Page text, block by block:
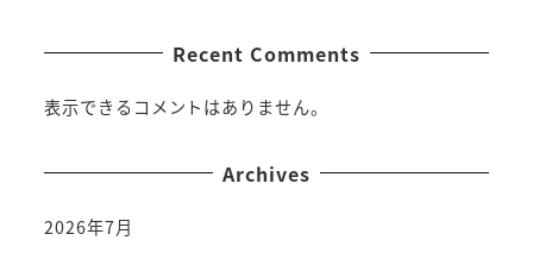
Recent Comments
表示できるコメントはありません。
Archives
2026年7月